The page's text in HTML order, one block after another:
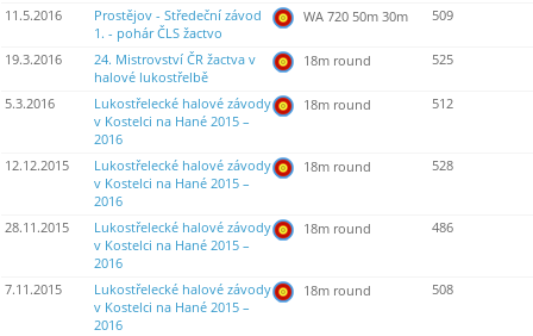
11.5.2016
Prostějov - Středeční závod
1. - pohár ČLS žactvo
WA 720 50m 30m 509
19.3.2016
24. Mistrovství ČR žactva v
halové lukostřelbě
18m round 525
5.3.2016
Lukostřelecké halové závody
v Kostelci na Hané 2015 –
2016
18m round 512
12.12.2015
Lukostřelecké halové závody
v Kostelci na Hané 2015 –
2016
18m round 528
28.11.2015
Lukostřelecké halové závody
v Kostelci na Hané 2015 –
2016
18m round 486
7.11.2015
Lukostřelecké halové závody
v Kostelci na Hané 2015 –
2016
18m round 508